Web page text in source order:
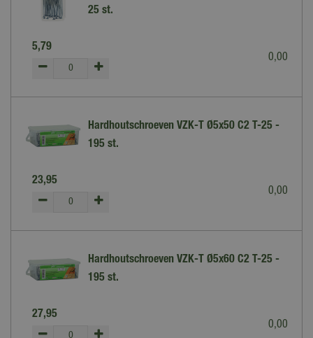
25 st.
5,79
0,00
Hardhoutschroeven VZK-T Ø5x50 C2 T-25 -
195 st.
23,95
0,00
Hardhoutschroeven VZK-T Ø5x60 C2 T-25 -
195 st.
27,95
0,00